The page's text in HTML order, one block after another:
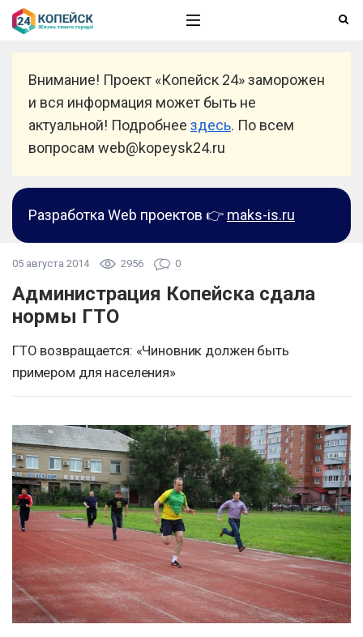
Внимание! Проект «Копейск 24» заморожен
и вся информация может быть не
актуальной! Подробнее здесь. По всем
вопросам web@kopeysk24.ru
Разработка Web проектов 👉 maks-is.ru
05 августа 2014 2956 0
Администрация Копейска сдала
нормы ГТО
ГТО возвращается: «Чиновник должен быть
примером для населения»